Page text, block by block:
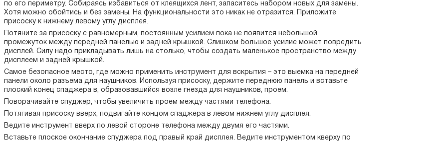
по его периметру. Собираясь избавиться от клеящихся лент, запаситесь набором новых для замены.
Хотя можно обойтись и без замены. На функциональности это никак не отразится. Приложите
присоску к нижнему левому углу дисплея.
Потяните за присоску с равномерным, постоянным усилием пока не появится небольшой
промежуток между передней панелью и задней крышкой. Слишком большое усилие может повредить
дисплей. Силу надо прикладывать лишь на столько, чтобы создать маленькое пространство между
дисплеем и задней крышкой.
Самое безопасное место, где можно применить инструмент для вскрытия – это выемка на передней
панели около разъема для наушников. Используя присоску, держите переднюю панель и вставьте
плоский конец спаджера в, образовавшийся возле гнезда для наушников, проем.
Поворачивайте спуджер, чтобы увеличить проем между частями телефона.
Потягивая присоску вверх, подвигайте концом спаджера в левом нижнем углу дисплея.
Ведите инструмент вверх по левой стороне телефона между двумя его частями.
Вставьте плоское окончание спуджера под правый край дисплея. Ведите инструментом кверху по